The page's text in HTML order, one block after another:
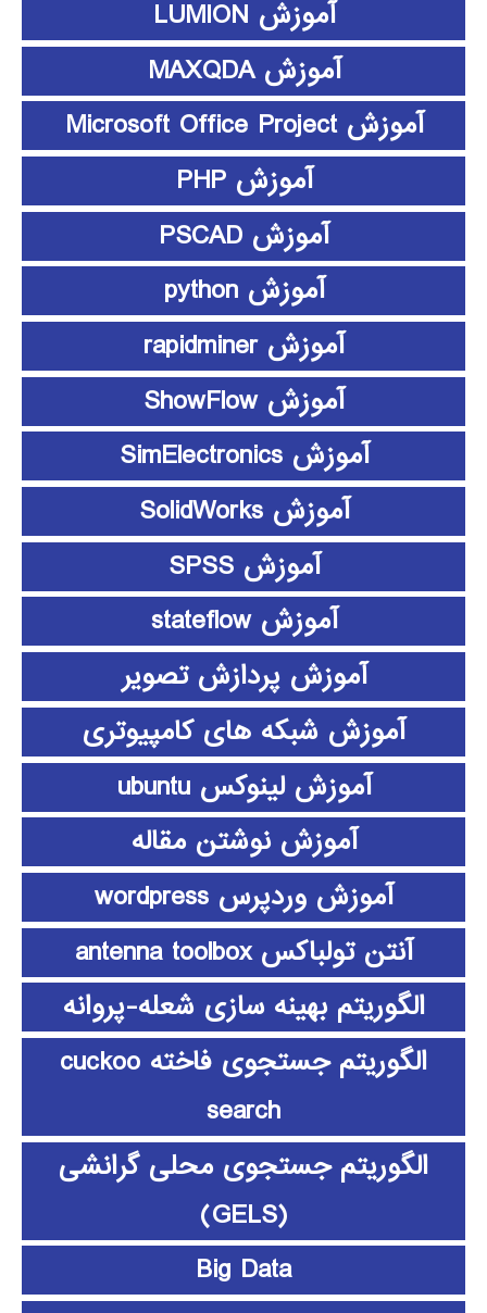
آموزش LUMION
آموزش MAXQDA
آموزش Microsoft Office Project
آموزش PHP
آموزش PSCAD
آموزش python
آموزش rapidminer
آموزش ShowFlow
آموزش SimElectronics
آموزش SolidWorks
آموزش SPSS
آموزش stateflow
آموزش پردازش تصویر
آموزش شبکه های کامپیوتری
آموزش لینوکس ubuntu
آموزش نوشتن مقاله
آموزش وردپرس wordpress
آنتن تولباکس antenna toolbox
الگوریتم بهینه سازی شعله-پروانه
الگوریتم جستجوی فاخته cuckoo
search
الگوریتم جستجوی محلی گرانشی
(GELS)
Big Data